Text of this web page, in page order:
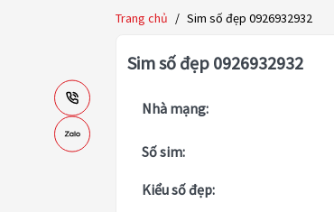
Trang chủ / Sim số đẹp 0926932932
Sim số đẹp 0926932932
Nhà mạng:
Số sim:
Kiểu số đẹp: